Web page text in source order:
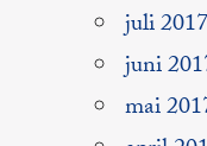
juli 2017
juni
mai